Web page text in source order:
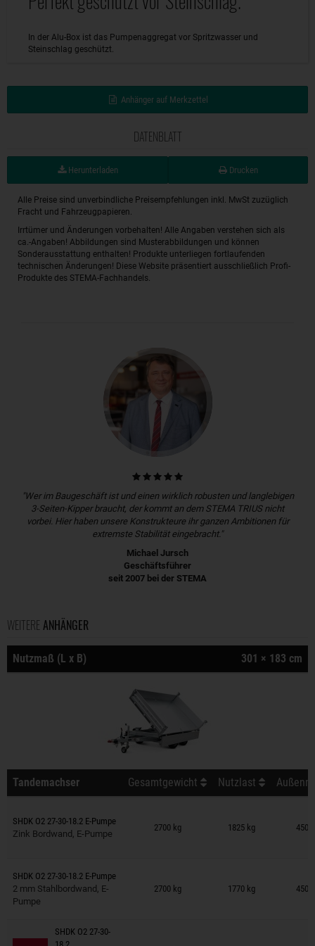
In der Alu-Box ist das Pumpenaggregat vor Spritzwasser und
Steinschlag geschützt.
Anhänger auf Merkzettel
DATENBLATT
Herunterladen Drucken
Alle Preise sind unverbindliche Preisempfehlungen inkl. MwSt zuzüglich
Fracht und Fahrzeugpapieren.
Irrtümer und Änderungen vorbehalten! Alle Angaben verstehen sich als
ca.-Angaben! Abbildungen sind Musterabbildungen und können
Sonderausstattung enthalten! Produkte unterliegen fortlaufenden
technischen Änderungen! Diese Website präsentiert ausschließlich Profi-
Produkte des STEMA-Fachhandels.
"Wer im Baugeschäft ist und einen wirklich robusten und langlebigen
3-Seiten-Kipper braucht, der kommt an dem STEMA TRIUS nicht
vorbei. Hier haben unsere Konstrukteure ihr ganzen Ambitionen für
extremste Stabilität eingebracht."
Michael Jursch
Geschäftsführer
seit 2007 bei der STEMA
WEITERE ANHÄNGER
Nutzmaß (L x B) 301 × 183 cm
Tandemachser Gesamtgewicht Nutzlast
SHDK O2 27-30-18.2 E-Pumpe
Zink Bordwand, E-Pumpe
2700 kg 1825 kg 450
Anhänger auf Merkzettel
SHDK O2 27-30-18.2 E-Pumpe
2 mm Stahlbordwand, E-
Pumpe
2700 kg 1770 kg 450
Anhänger auf Merkzettel
SHDK O2 27-30-
Anhänger auf Merkzettel